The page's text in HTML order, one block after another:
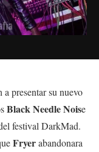
a presentar su nuevo
Black Needle Noise
festival DarkMad.
Fryerabandonara